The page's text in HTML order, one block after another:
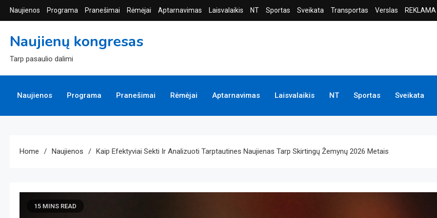
Skip
to
Naujienos Programa Pranešimai Rėmėjai Aptarnavimas Laisvalaikis NT Sportas Sveikata Transportas Verslas REKLAMA
Naujienų kongresas
Tarp pasaulio dalimi
Naujienos Programa Pranešimai Rėmėjai Aptarnavimas Laisvalaikis NT Sportas Sveikata
Home Naujienos Kaip Efektyviai Sekti Ir Analizuoti Tarptautines Naujienas Tarp Skirtingų Žemynų 2026 Metais
15 MINS READ